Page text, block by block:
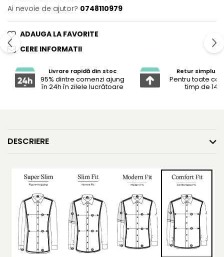
Ai nevoie de ajutor? 0748110979
ADAUGA LA FAVORITE
CERE INFORMATII
Livrare rapidă din stoc
95% dintre comenzi ajung
în 24h în zilele lucrătoare
Retur simplu și
Pentru toate
timp de 14
DESCRIERE